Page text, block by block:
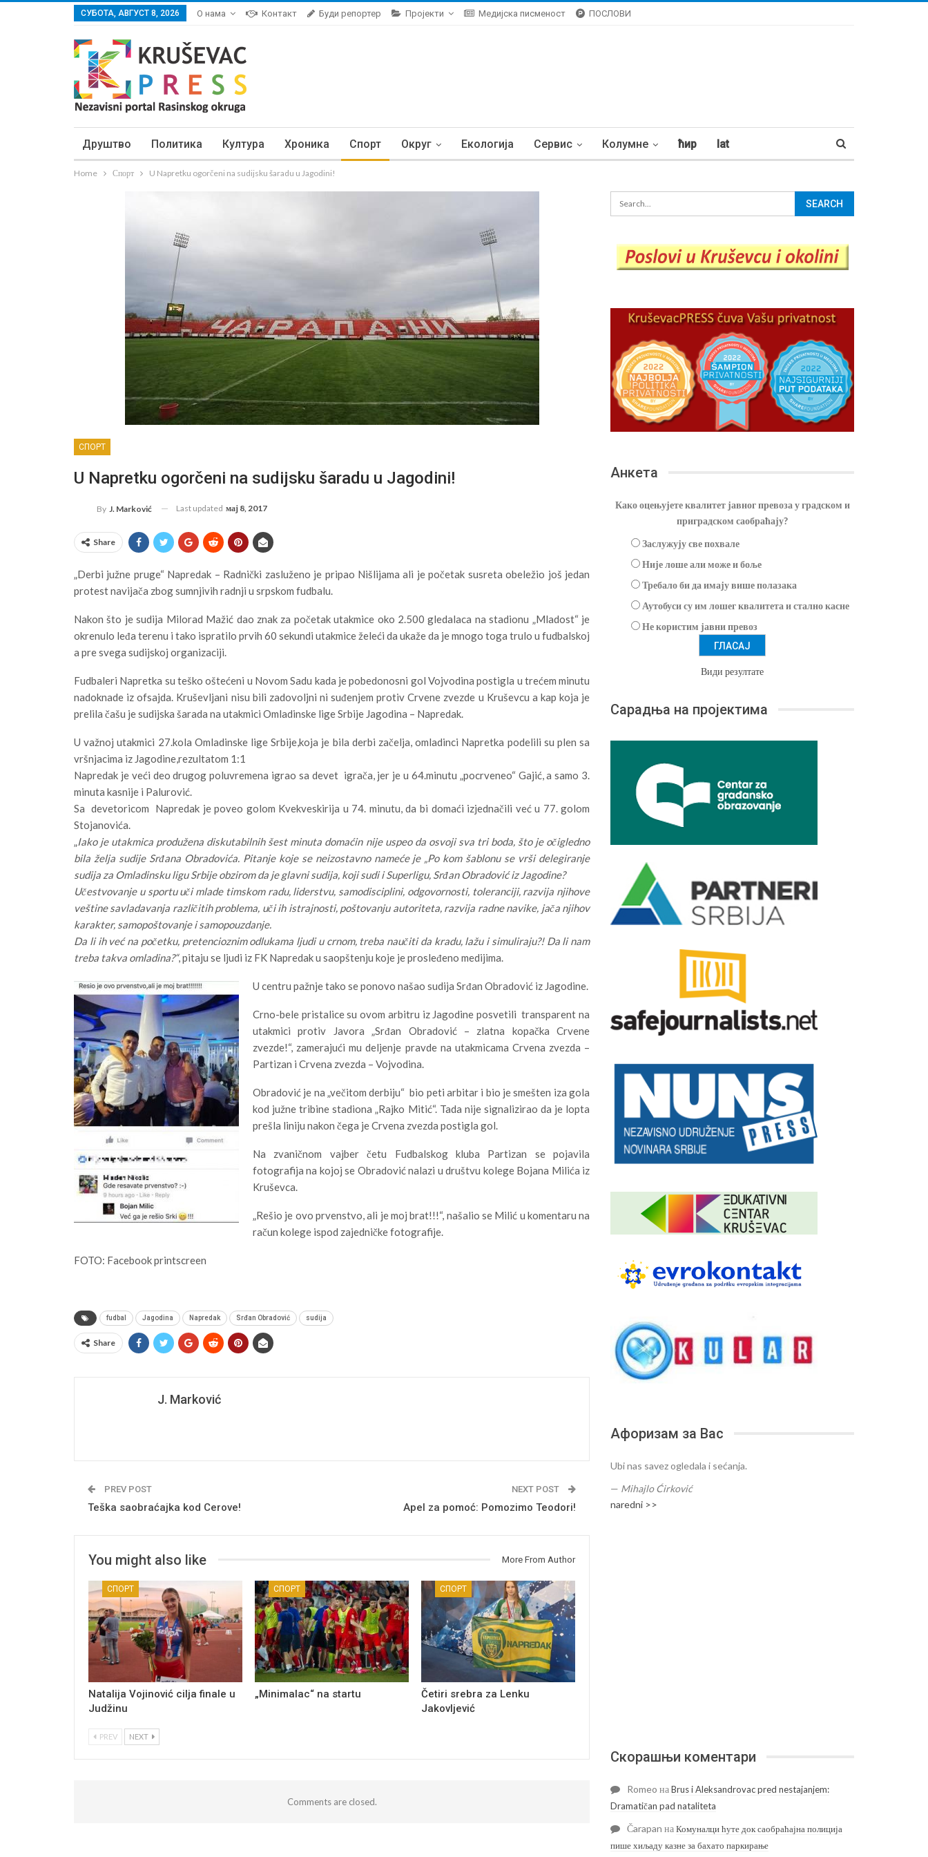
СУБОТА, АВГУСТ 8, 2026 О нама Контакт Буди репортер Пројекти Медијска писменост ПОСЛОВИ
Друштво Политика Култура Хроника Спорт Округ Екологија Сервис Колумне ћир lat
Home Спорт U Napretku ogorčeni na sudijsku šaradu u Jagodini!
СПОРТ
U Napretku ogorčeni na sudijsku šaradu u Jagodini!
By J. Marković Last updated мај 8, 2017
Share
„Derbi južne pruge“ Napredak – Radnički zasluženo je pripao Nišlijama ali je početak susreta obeležio još jedan
protest navijača zbog sumnjivih radnji u srpskom fudbalu.
Nakon što je sudija Milorad Mažić dao znak za početak utakmice oko 2.500 gledalaca na stadionu „Mladost“ je
okrenulo leđa terenu i tako ispratilo prvih 60 sekundi utakmice želeći da ukaže da je mnogo toga trulo u fudbalskoj
a pre svega sudijskoj organizaciji.
Fudbaleri Napretka su teško oštećeni u Novom Sadu kada je pobedonosni gol Vojvodina postigla u trećem minutu
nadoknade iz ofsajda. Kruševljani nisu bili zadovoljni ni suđenjem protiv Crvene zvezde u Kruševcu a kap koja je
prelila čašu je sudijska šarada na utakmici Omladinske lige Srbije Jagodina – Napredak.
U važnoj utakmici 27.kola Omladinske lige Srbije,koja je bila derbi začelja, omladinci Napretka podelili su plen sa
vršnjacima iz Jagodine,rezultatom 1:1
Napredak je veći deo drugog poluvremena igrao sa devet igrača, jer je u 64.minutu „pocrveneo“ Gajić, a samo 3.
minuta kasnije i Palurović.
Sa devetoricom Napredak je poveo golom Kvekveskirija u 74. minutu, da bi domaći izjednačili već u 77. golom
Stojanovića.
„Iako je utakmica produžena diskutabilnih šest minuta domaćin nije uspeo da osvoji sva tri boda, što je očigledno
bila želja sudije Srđana Obradovića. Pitanje koje se neizostavno nameće je „Po kom šablonu se vrši delegiranje
sudija za Omladinsku ligu Srbije obzirom da je glavni sudija, koji sudi i Superligu, Srđan Obradović iz Jagodine?
Učestvovanje u sportu uči mlade timskom radu, liderstvu, samodisciplini, odgovornosti, toleranciji, razvija njihove
veštine savladavanja različitih problema, uči ih istrajnosti, poštovanju autoriteta, razvija radne navike, jača njihov
karakter, samopoštovanje i samopouzdanje.
Da li ih već na početku, pretencioznim odlukama ljudi u crnom, treba naučiti da kradu, lažu i simuliraju?! Da li nam
treba takva omladina?“, pitaju se ljudi iz FK Napredak u saopštenju koje je prosleđeno medijima.
U centru pažnje tako se ponovo našao sudija Srđan Obradović iz Jagodine.
Crno-bele pristalice su ovom arbitru iz Jagodine posvetili transparent na
utakmici protiv Javora „Srđan Obradović – zlatna kopačka Crvene
zvezde!“, zamerajući mu deljenje pravde na utakmicama Crvena zvezda –
Partizan i Crvena zvezda – Vojvodina.
Obradović je na „večitom derbiju“ bio peti arbitar i bio je smešten iza gola
kod južne tribine stadiona „Rajko Mitić“. Tada nije signalizirao da je lopta
prešla liniju nakon čega je Crvena zvezda postigla gol.
Na zvaničnom vajber četu Fudbalskog kluba Partizan se pojavila
fotografija na kojoj se Obradović nalazi u društvu kolege Bojana Milića iz
Kruševca.
„Rešio je ovo prvenstvo, ali je moj brat!!!“, našalio se Milić u komentaru na
račun kolege ispod zajedničke fotografije.
FOTO: Facebook printscreen
fudbal Jagodina Napredak Srđan Obradović sudija
Share
J. Marković
PREV POST
Teška saobraćajka kod Cerove!
NEXT POST
Apel za pomoć: Pomozimo Teodori!
You might also like More From Author
СПОРТ
Natalija Vojinović cilja finale u
Judžinu
СПОРТ
„Minimalac“ na startu
СПОРТ
Četiri srebra za Lenku
Jakovljević
PREV NEXT
Comments are closed.
Анкета
Како оцењујете квалитет јавног превоза у градском и
приградском саобраћају?
Заслужују све похвале
Није лоше али може и боље
Требало би да имају више полазака
Аутобуси су им лошег квалитета и стално касне
Не користим јавни превоз
Види резултате
Сарадња на пројектима
Афоризам за Вас
Ubi nas savez ogledala i sećanja.
— Mihajlo Ćirković
naredni >>
Скорашњи коментари
Romeo наBrus i Aleksandrovac pred nestajanjem:
Dramatičan pad nataliteta
Čarapan наКомуналци ћуте док саобраћајна полиција
пише хиљаду казне за бахато паркирање